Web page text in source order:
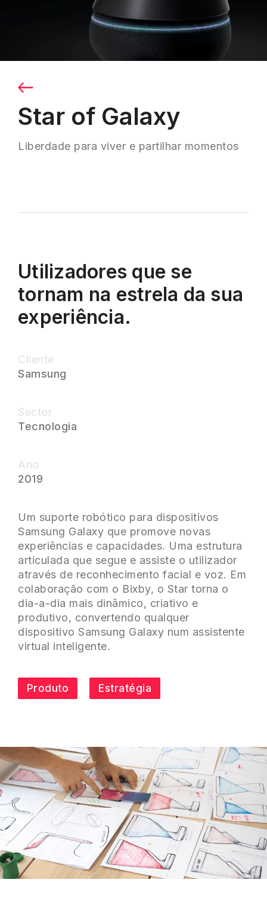
Star of Galaxy
Liberdade para viver e partilhar momentos
Utilizadores que se
tornam na estrela da sua
experiência.
Cliente
Samsung
Sector
Tecnologia
Ano
2019
Um suporte robótico para dispositivos
Samsung Galaxy que promove novas
experiências e capacidades. Uma estrutura
articulada que segue e assiste o utilizador
através de reconhecimento facial e voz. Em
colaboração com o Bixby, o Star torna o
dia-a-dia mais dinâmico, criativo e
produtivo, convertendo qualquer
dispositivo Samsung Galaxy num assistente
virtual inteligente.
Produto Estratégia